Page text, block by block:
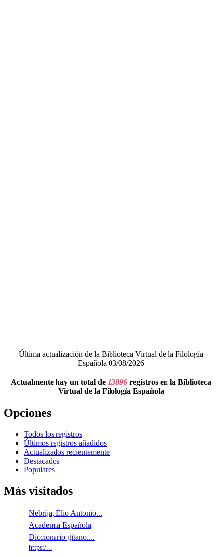
Última actualización de la Biblioteca Virtual de la Filología
Española 03/08/2026
Actualmente hay un total de 13896 registros en la Biblioteca
Virtual de la Filología Española
Opciones
Todos los registros
Últimos registros añadidos
Actualizados recientemente
Destacados
Populares
Más visitados
Nebrija, Elio Antonio...
Academia Española
Diccionario gitano....
https:/...